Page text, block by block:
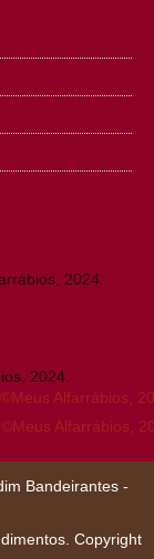
Bandeirantes -
Copyright